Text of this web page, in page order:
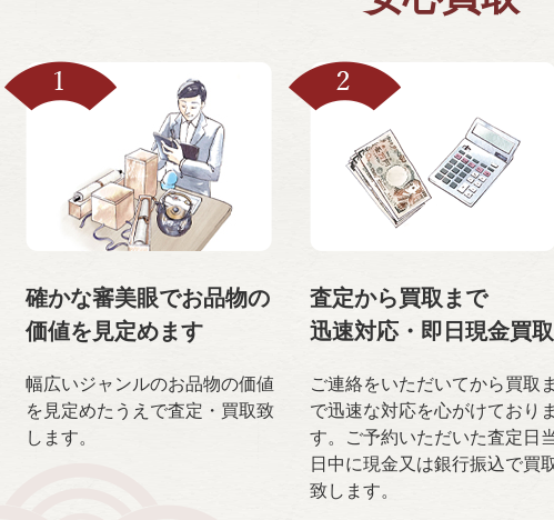
確かな審美眼でお品物の
価値を 見定めます
幅広いジャンルのお品物の価値
を見定めたうえで査定・買取致
します。
査定から買取まで
迅速対応・ 即日現金買取
ご連絡をいただいてから買取ま
で迅速な対応を心がけておりま
す。ご予約いただいた査定日
日中に現金又は銀行振込で買
致します。